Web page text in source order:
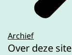
Archief
Over deze site